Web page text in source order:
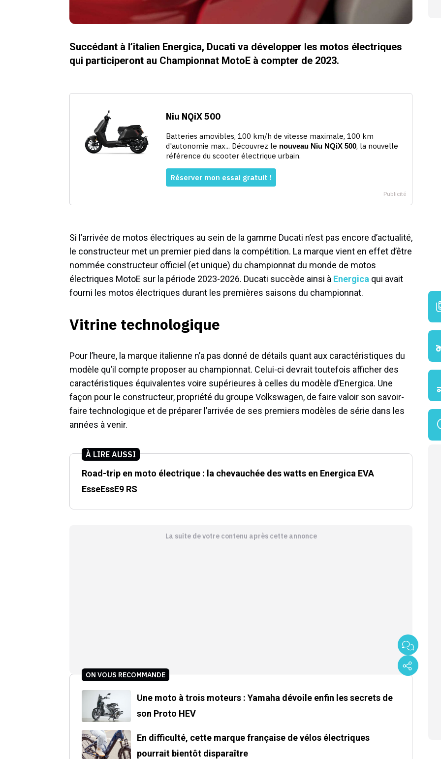
Succédant à l’italien Energica, Ducati va développer les motos électriques
qui participeront au Championnat MotoE à compter de 2023.
Si l’arrivée de motos électriques au sein de la gamme Ducati n’est pas encore d’actualité,
le constructeur met un premier pied dans la compétition. La marque vient en effet d’être
nommée constructeur officiel (et unique) du championnat du monde de motos
électriques MotoE sur la période 2023-2026. Ducati succède ainsi à Energica qui avait
fourni les motos électriques durant les premières saisons du championnat.
Vitrine technologique
Pour l’heure, la marque italienne n’a pas donné de détails quant aux caractéristiques du
modèle qu’il compte proposer au championnat. Celui-ci devrait toutefois afficher des
caractéristiques équivalentes voire supérieures à celles du modèle d’Energica. Une
façon pour le constructeur, propriété du groupe Volkswagen, de faire valoir son savoir-
faire technologique et de préparer l’arrivée de ses premiers modèles de série dans les
années à venir.
À LIRE AUSSI
Road-trip en moto électrique : la chevauchée des watts en Energica EVA
EsseEssE9 RS
La suite de votre contenu après cette annonce
ON VOUS RECOMMANDE
Une moto à trois moteurs : Yamaha dévoile enfin les secrets de
son Proto HEV
En difficulté, cette marque française de vélos électriques
pourrait bientôt disparaître